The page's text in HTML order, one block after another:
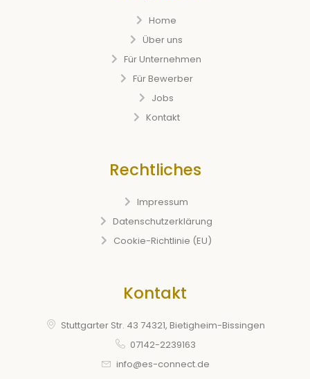
Home
Über uns
Für Unternehmen
Für Bewerber
Jobs
Kontakt
Rechtliches
Impressum
Datenschutzerklärung
Cookie-Richtlinie (EU)
Kontakt
Stuttgarter Str. 43 74321, Bietigheim-Bissingen
07142-2239163
info@es-connect.de